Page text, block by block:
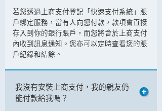
若您透過上商支付登記「快速支付系統」賬
戶綁定服務，當有人向您付款，款項會直接
存入到你的銀行賬戶，而您將會於上商支付
內收到訊息通知。您亦可以定時查看您的賬
戶紀錄和結餘。
我沒有安裝上商支付，我的親友仍
能付款給我嗎？